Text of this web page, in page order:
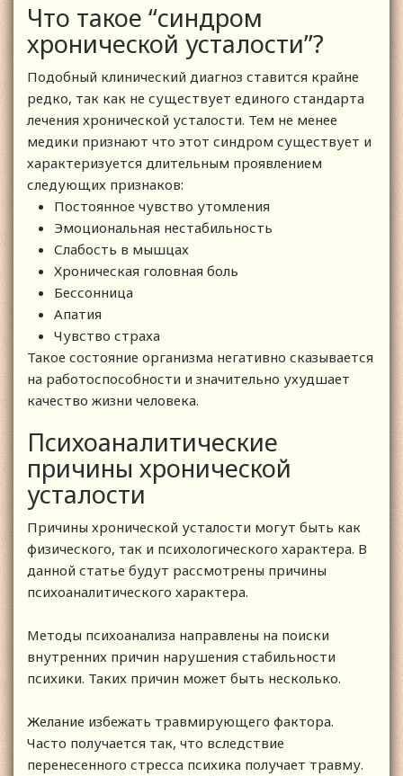
Что такое “синдром
хронической усталости”?
Подобный клинический диагноз ставится крайне
редко, так как не существует единого стандарта
лечения хронической усталости. Тем не менее
медики признают что этот синдром существует и
характеризуется длительным проявлением
следующих признаков:
Постоянное чувство утомления
Эмоциональная нестабильность
Слабость в мышцах
Хроническая головная боль
Бессонница
Апатия
Чувство страха
Такое состояние организма негативно сказывается
на работоспособности и значительно ухудшает
качество жизни человека.
Психоаналитические
причины хронической
усталости
Причины хронической усталости могут быть как
физического, так и психологического характера. В
данной статье будут рассмотрены причины
психоаналитического характера.
Методы психоанализа направлены на поиски
внутренних причин нарушения стабильности
психики. Таких причин может быть несколько.
Желание избежать травмирующего фактора.
Часто получается так, что вследствие
перенесенного стресса психика получает травму.